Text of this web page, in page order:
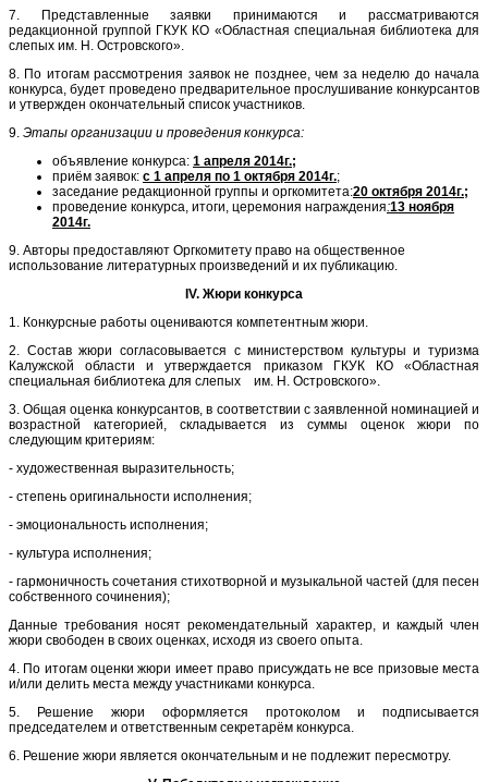
7. Представленные заявки принимаются и рассматриваются
редакционной группой ГКУК КО «Областная специальная библиотека для
слепых им. Н. Островского».
8. По итогам рассмотрения заявок не позднее, чем за неделю до начала
конкурса, будет проведено предварительное прослушивание конкурсантов
и утвержден окончательный список участников.
9. Этапы организации и проведения конкурса:
объявление конкурса: 1 апреля 2014г.;
приём заявок: с 1 апреля по 1 октября 2014г.;
заседание редакционной группы и оргкомитета:20 октября 2014г.;
проведение конкурса, итоги, церемония награждения:13 ноября
2014г.
9. Авторы предоставляют Оргкомитету право на общественное
использование литературных произведений и их публикацию.
IV. Жюри конкурса
1. Конкурсные работы оцениваются компетентным жюри.
2. Состав жюри согласовывается с министерством культуры и туризма
Калужской области и утверждается приказом ГКУК КО «Областная
специальная библиотека для слепых им. Н. Островского».
3. Общая оценка конкурсантов, в соответствии с заявленной номинацией и
возрастной категорией, складывается из суммы оценок жюри по
следующим критериям:
- художественная выразительность;
- степень оригинальности исполнения;
- эмоциональность исполнения;
- культура исполнения;
- гармоничность сочетания стихотворной и музыкальной частей (для песен
собственного сочинения);
Данные требования носят рекомендательный характер, и каждый член
жюри свободен в своих оценках, исходя из своего опыта.
4. По итогам оценки жюри имеет право присуждать не все призовые места
и/или делить места между участниками конкурса.
5. Решение жюри оформляется протоколом и подписывается
председателем и ответственным секретарём конкурса.
6. Решение жюри является окончательным и не подлежит пересмотру.